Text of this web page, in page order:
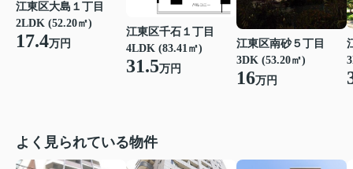
江東区大島１丁目
2LDK (52.20㎡)
17.4万円
江東区千石１丁目
4LDK (83.41㎡)
31.5万円
江東区南砂５丁目
3DK (53.20㎡)
16万円
よく見られている物件